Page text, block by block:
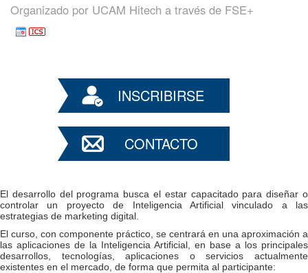
Organizado por UCAM Hitech a través de FSE+
INSCRIBIRSE
CONTACTO
El desarrollo del programa busca el estar capacitado para diseñar o
controlar un proyecto de Inteligencia Artificial vinculado a las
estrategias de marketing digital.
El curso, con componente práctico, se centrará en una aproximación a
las aplicaciones de la Inteligencia Artificial, en base a los principales
desarrollos, tecnologías, aplicaciones o servicios actualmente
existentes en el mercado, de forma que permita al participante: